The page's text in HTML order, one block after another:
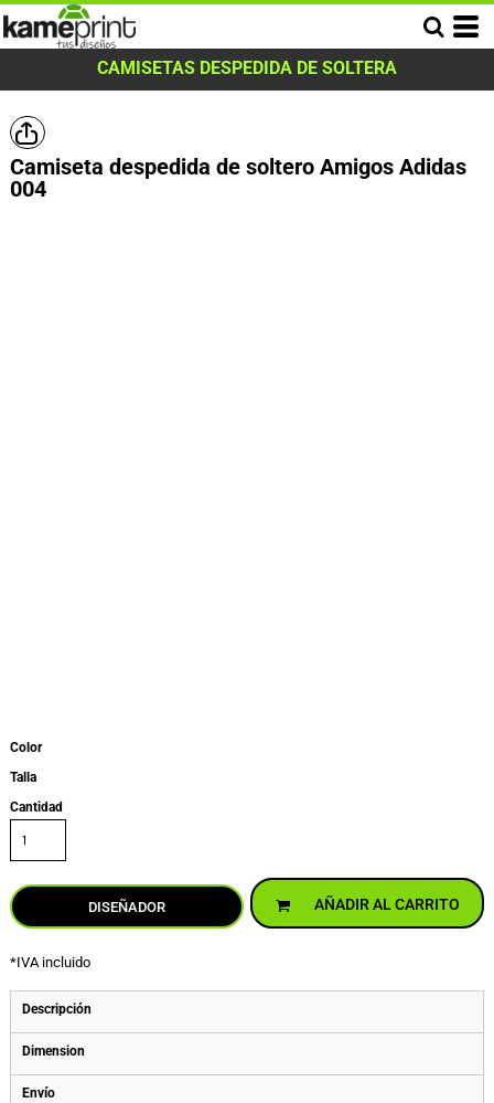
CAMISETAS DESPEDIDA DE SOLTERA
Camiseta despedida de soltero Amigos Adidas
004
Color
Talla
Cantidad
DISEÑADOR AÑADIR AL CARRITO
*IVA incluido
Descripción
Dimension
Envío